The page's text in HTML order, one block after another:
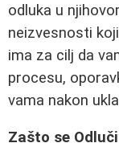
odluka u
neizvesnosti
ima za cilj da
procesu,
vama nakon
Zašto se